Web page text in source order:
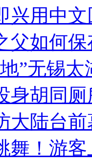
兴用中
父如何
”无锡
身胡同
大陆台
舞！游客